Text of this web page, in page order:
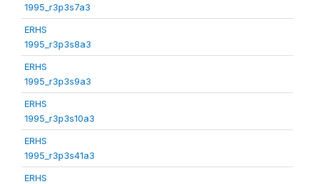
1995_r3p3s7a3
ERHS
1995_r3p3s8a3
ERHS
1995_r3p3s9a3
ERHS
1995_r3p3s10a3
ERHS
1995_r3p3s41a3
ERHS